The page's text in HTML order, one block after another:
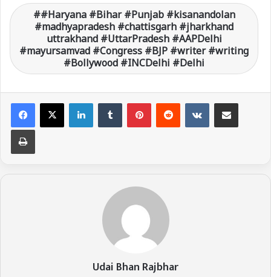
#Haryana #Bihar #Punjab #kisanandolan
#madhyapradesh #chattisgarh #jharkhand
uttrakhand #UttarPradesh #AAPDelhi
#mayursamvad #Congress #BJP #writer #writing
#Bollywood #INCDelhi #Delhi
LinkedIn VKontakte
Udai Bhan Rajbhar